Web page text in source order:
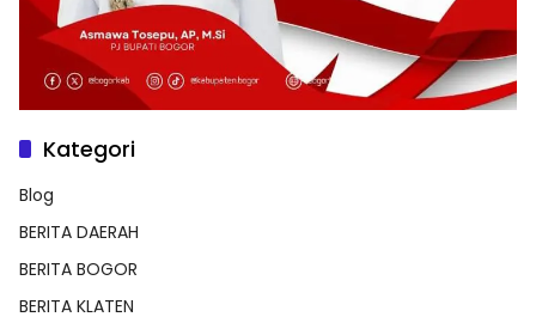
Kategori
Blog
BERITA DAERAH
BERITA BOGOR
BERITA KLATEN